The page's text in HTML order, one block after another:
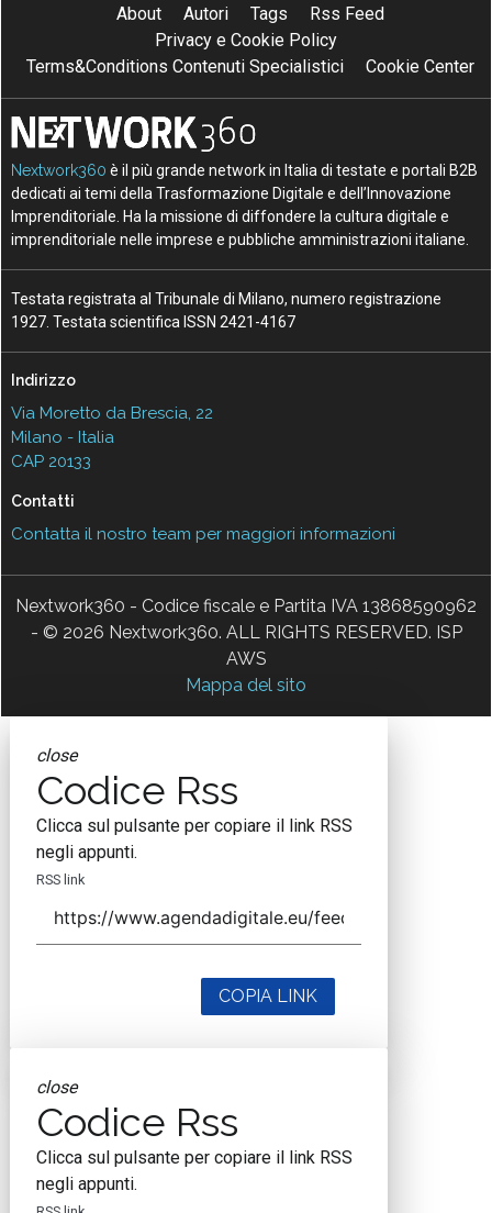
About Autori Tags
Rss Feed
Privacy e Cookie Policy
Terms&Conditions Contenuti Specialistici
Cookie Center
Nextwork360 è il più grande network in Italia di testate e portali B2B
dedicati ai temi della Trasformazione Digitale e dell’Innovazione
Imprenditoriale. Ha la missione di diffondere la cultura digitale e
imprenditoriale nelle imprese e pubbliche amministrazioni italiane.
Testata registrata al Tribunale di Milano, numero registrazione
1927. Testata scientifica ISSN 2421-4167
Indirizzo
Via Moretto da Brescia, 22
Milano - Italia
CAP 20133
Contatti
Contatta il nostro team per maggiori informazioni
Nextwork360 - Codice fiscale e Partita IVA 13868590962
- © 2026 Nextwork360. ALL RIGHTS RESERVED. ISP
AWS
Mappa del sito
close
Codice Rss
Clicca sul pulsante per copiare il link RSS
negli appunti.
RSS link
COPIA LINK
close
Codice Rss
Clicca sul pulsante per copiare il link RSS
negli appunti.